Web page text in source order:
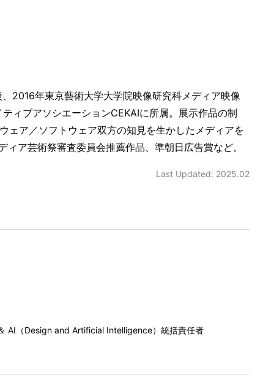
2016年東京藝術大学大学院映像研究科メディア映像
ィブアソシエーションCEKAIに所属。展示作品の制
ェア／ソフトウェア双方の知見を生かしたメディアを
ア芸術祭審査委員会推薦作品、準朝日広告賞など。
Last Updated: 2025.02
AI（Design and Artificial Intelligence）統括責任者